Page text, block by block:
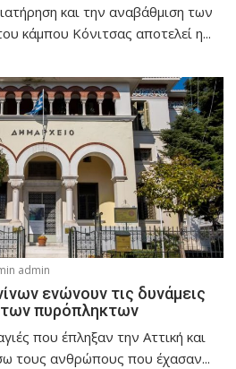
και την αναβάθμιση των
κάμπου Κόνιτσας αποτελεί η...
admin
ενώνουν τις δυνάμεις
των πυρόπληκτων
που έπληξαν την Αττική και
τους ανθρώπους που έχασαν...